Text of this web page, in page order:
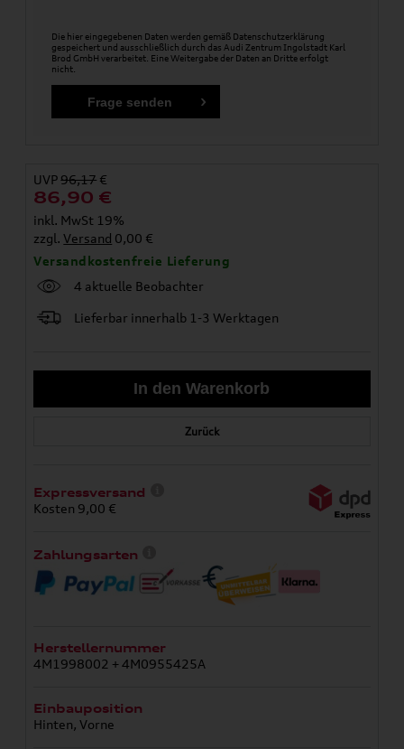
Die hier eingegebenen Daten werden gemäß Datenschutzerklärung
gespeichert und ausschließlich durch das Audi Zentrum Ingolstadt Karl
Brod GmbH verarbeitet. Eine Weitergabe der Daten an Dritte erfolgt
nicht.
UVP96,17 €
86,90 €
inkl. MwSt 19%
zzgl.Versand 0,00 €
Versandkostenfreie Lieferung
4 aktuelle Beobachter
Lieferbar innerhalb 1-3 Werktagen
Zurück
Expressversand
Kosten 9,00 €
Zahlungsarten
Herstellernummer
4M1998002 + 4M0955425A
Einbauposition
Hinten, Vorne